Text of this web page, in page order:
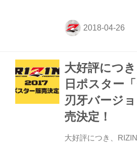
も注目は「グラップ
た Tシャツ、マフラ
の『RIZIN』× 選手コ
ンス・オブ・アウト
手、“最強乙女”浅倉
ツ、マフラータオル
テムとして掲げて選
『RIZIN』オフィシ
ザインのTシャツに
大好評につ
日ポスター
刃牙バージ
売決定！
大好評につき、